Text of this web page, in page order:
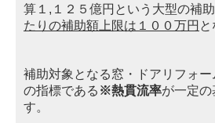
算１,１２５億円という大型の補助
たりの補助額 上限は１００万円
補助対象となる窓・ドアリフォ
の指標である ※熱貫流率が一定
す。